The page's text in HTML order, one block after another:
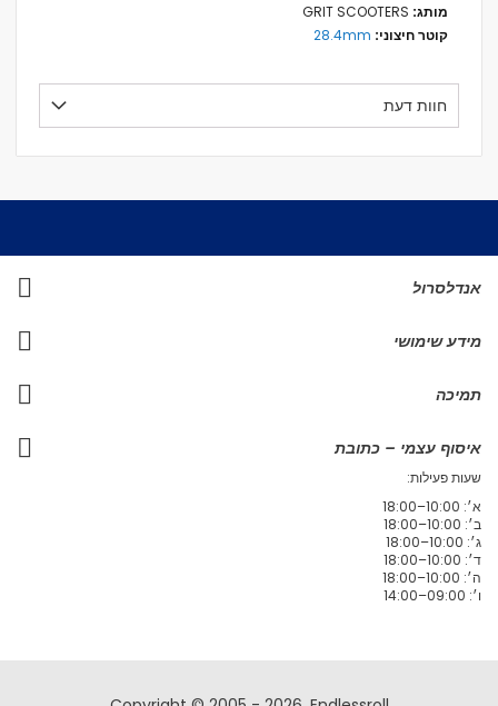
28.4mm
חוות דעת
אנדלסרול
מידע שימושי
תמיכה
איסוף עצמי – כתובת
שעות פעילות:
א׳: 10:00–18:00
ב׳: 10:00–18:00
ג׳: 10:00–18:00
ד׳: 10:00–18:00
ה׳: 10:00–18:00
ו׳: 09:00–14:00